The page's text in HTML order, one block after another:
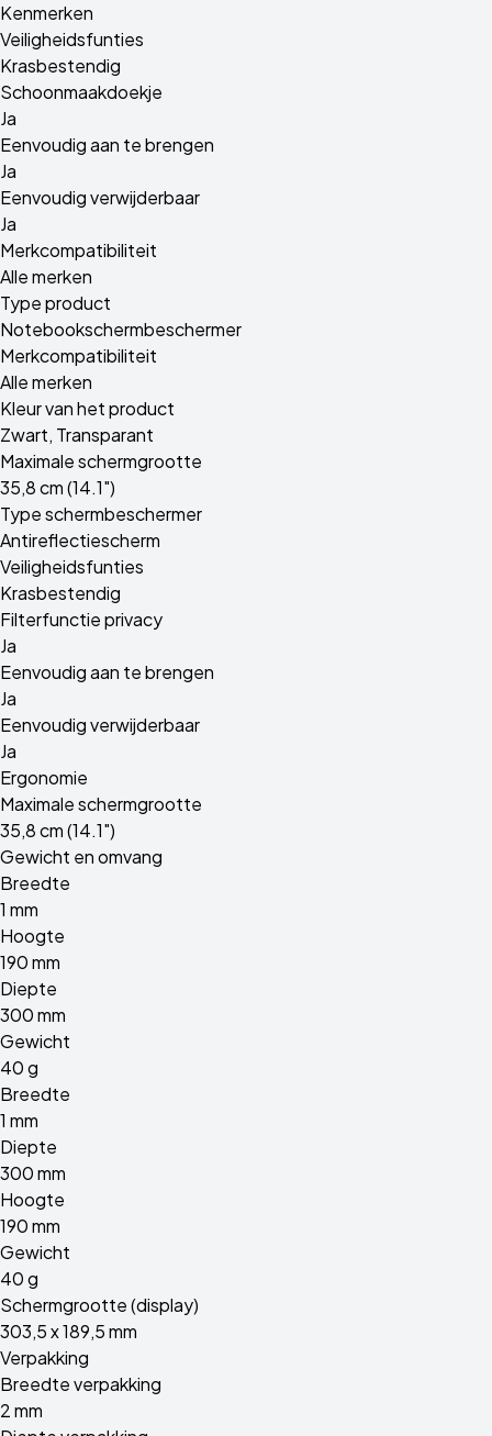
Kenmerken
Veiligheidsfunties
Krasbestendig
Schoonmaakdoekje
Ja
Eenvoudig aan te brengen
Ja
Eenvoudig verwijderbaar
Ja
Merkcompatibiliteit
Alle merken
Type product
Notebookschermbeschermer
Merkcompatibiliteit
Alle merken
Kleur van het product
Zwart, Transparant
Maximale schermgrootte
35,8 cm (14.1")
Type schermbeschermer
Antireflectiescherm
Veiligheidsfunties
Krasbestendig
Filterfunctie privacy
Ja
Eenvoudig aan te brengen
Ja
Eenvoudig verwijderbaar
Ja
Ergonomie
Maximale schermgrootte
35,8 cm (14.1")
Gewicht en omvang
Breedte
1 mm
Hoogte
190 mm
Diepte
300 mm
Gewicht
40 g
Breedte
1 mm
Diepte
300 mm
Hoogte
190 mm
Gewicht
40 g
Schermgrootte (display)
303,5 x 189,5 mm
Verpakking
Breedte verpakking
2 mm